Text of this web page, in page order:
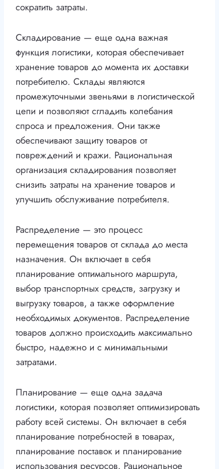
сократить затраты.
Складирование — еще одна важная
функция логистики, которая обеспечивает
хранение товаров до момента их доставки
потребителю. Склады являются
промежуточными звеньями в логистической
цепи и позволяют сгладить колебания
спроса и предложения. Они также
обеспечивают защиту товаров от
повреждений и кражи. Рациональная
организация складирования позволяет
снизить затраты на хранение товаров и
улучшить обслуживание потребителя.
Распределение — это процесс
перемещения товаров от склада до места
назначения. Он включает в себя
планирование оптимального маршрута,
выбор транспортных средств, загрузку и
выгрузку товаров, а также оформление
необходимых документов. Распределение
товаров должно происходить максимально
быстро, надежно и с минимальными
затратами.
Планирование — еще одна задача
логистики, которая позволяет оптимизировать
работу всей системы. Он включает в себя
планирование потребностей в товарах,
планирование поставок и планирование
использования ресурсов. Рациональное